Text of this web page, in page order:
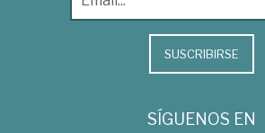
SUSCRIBIRSE
SÍGUENOS EN